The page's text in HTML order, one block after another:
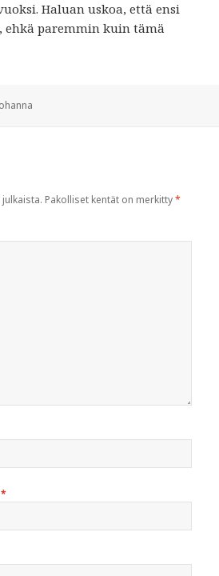
Haluan uskoa, että ensi
ehkä paremmin kuin tämä
Pakolliset kentät on merkitty*
*